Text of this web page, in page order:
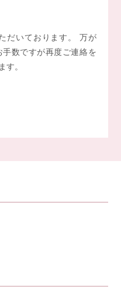
だいております。 万が
数ですが再度ご連絡を
。